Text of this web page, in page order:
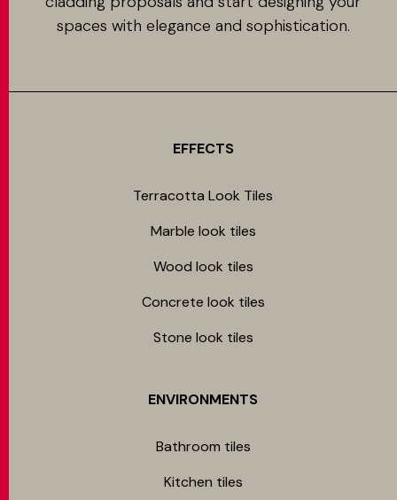
spaces with elegance and sophistication.
EFFECTS
Terracotta Look Tiles
Marble look tiles
Wood look tiles
Concrete look tiles
Stone look tiles
ENVIRONMENTS
Bathroom tiles
Kitchen tiles